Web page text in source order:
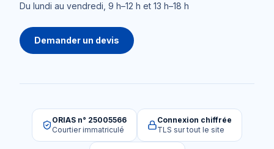
Du lundi au vendredi, 9 h–12 h et 13 h–18 h
Demander un devis
ORIAS n° 25005566
Courtier immatriculé
Connexion chiffrée
TLS sur tout le site